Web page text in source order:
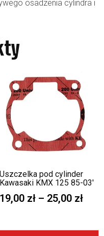
osadzenia cylindra i
Uszczelka pod cylinder
Kawasaki KMX 125 85-03′
19,00 zł – 25,00 zł